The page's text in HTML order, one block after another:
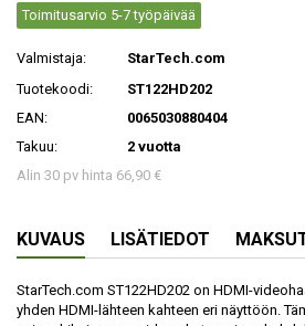
Toimitusarvio 5-7 työpäivää
Valmistaja:
StarTech.com
Tuotekoodi:
ST122HD202
EAN:
0065030880404
Takuu:
2 vuotta
Alin 30 pv hinta 66,90 €
KUVAUS LISÄTIEDOT
StarTech.com ST122HD202 on HDMI-
yhden HDMI-lähteen kahteen eri näyttöön.